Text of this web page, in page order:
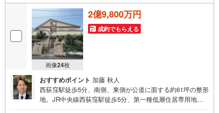
画像24枚
2億9,800万円
成約でもらえる
おすすめポイント 加藤 秋人
西荻窪駅徒歩5分、南側、東側が公道に面する約61坪の整形
地。JR中央線西荻窪駅徒歩5分、第一種低層住居専用地